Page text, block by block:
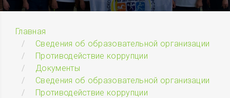
Главная
Сведения об образовательной организации
Противодействие коррупции
Документы
Сведения об образовательной организации
Противодействие коррупции